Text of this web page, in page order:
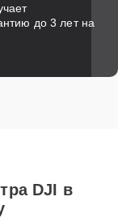
до 3 лет на
DJI в